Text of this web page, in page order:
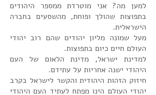
למען מה? אני מוטרדת ממספר היהודים
בתפוצות שהולך ופוחת, מהשסעים בחברה
הישראלית.
מעל שמונה מליון יהודים שהם רוב יהודי
העולם חיים כיום בתפוצות.
למדינת ישראל, מדינת הלאום של העם
היהודי ישנה אחריות על עתידם.
חיזוק הזהות היהודית והקשר לישראל בקרב
יהודי העולם הינו מפתח לעתיד העם היהודי